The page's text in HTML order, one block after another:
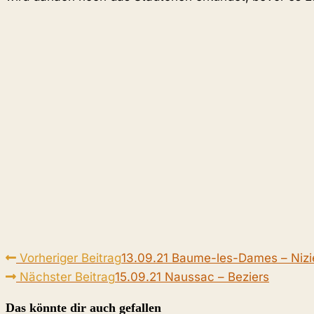
Weitere
Artikel
Vorheriger Beitrag13.09.21 Baume-les-Dames –
Nächster Beitrag15.09.21 Naussac – Beziers
Das könnte dir auch gefallen